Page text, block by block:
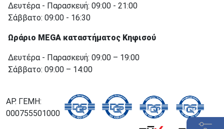
Δευτέρα - Παρασκευή: 09:00 - 21:00
Σάββατο: 09:00 - 16:30
Ωράριο MEGA καταστήματος Κηφισού
Δευτέρα - Παρασκευή: 09:00 – 19:00
Σάββατο: 09:00 – 14:00
ΑΡ. ΓΕΜΗ:
000755501000